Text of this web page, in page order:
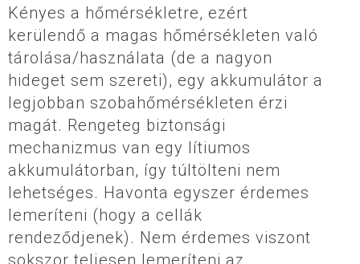
Kényes a hőmérsékletre, ezért
kerülendő a magas hőmérsékleten való
tárolása/használata (de a nagyon
hideget sem szereti), egy akkumulátor a
legjobban szobahőmérsékleten érzi
magát. Rengeteg biztonsági
mechanizmus van egy lítiumos
akkumulátorban, így túltölteni nem
lehetséges. Havonta egyszer érdemes
lemeríteni (hogy a cellák
rendeződjenek). Nem érdemes viszont
sokszor teljesen lemeríteni az